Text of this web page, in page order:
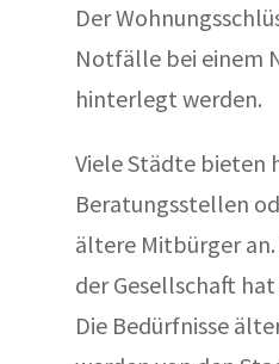
Der
Notfälle bei einem
hinterlegt werden.
Viele Städte bieten
Beratungsstellen
ältere Mitbürger
der Gesellschaft hat
Die Bedürfnisse